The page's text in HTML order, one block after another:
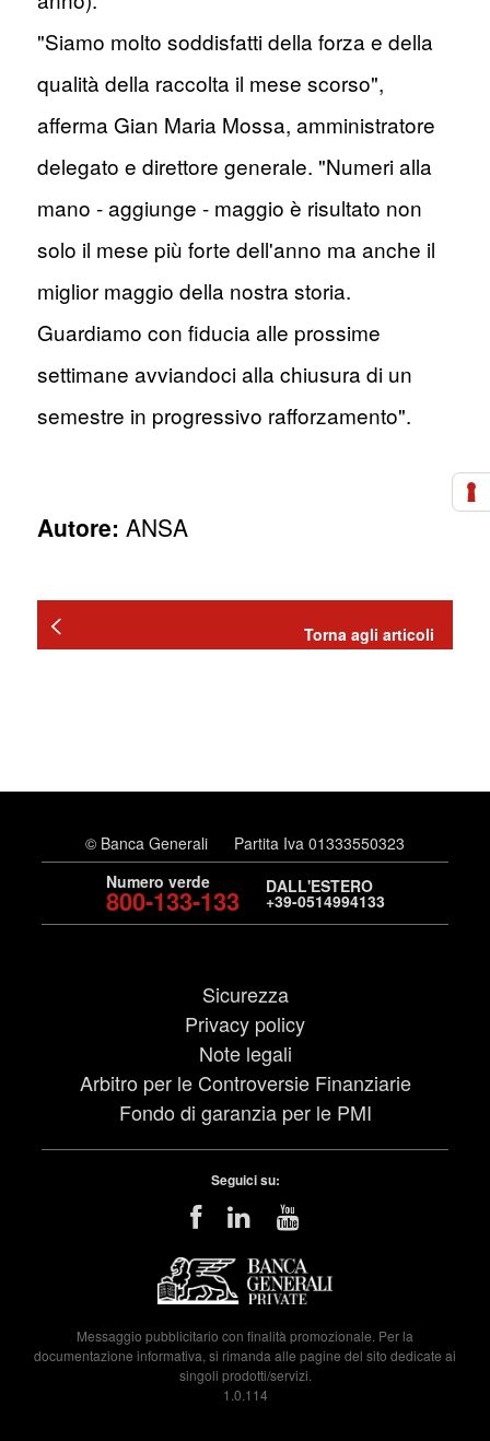
"Siamo molto soddisfatti della forza e della
qualità della raccolta il mese scorso",
afferma Gian Maria Mossa, amministratore
delegato e direttore generale. "Numeri alla
mano - aggiunge - maggio è risultato non
solo il mese più forte dell'anno ma anche il
miglior maggio della nostra storia.
Guardiamo con fiducia alle prossime
settimane avviandoci alla chiusura di un
semestre in progressivo rafforzamento".
Autore: ANSA
Torna agli articoli
© Banca Generali
Partita Iva 01333550323
Numero verde
800-133-133 DALL'ESTERO
+39-0514994133
Sicurezza
Privacy policy
Note legali
Arbitro per le Controversie Finanziarie
Fondo di garanzia per le PMI
Seguici su:
Messaggio pubblicitario con finalità promozionale. Per la
documentazione informativa, si rimanda alle pagine del sito dedicate ai
singoli prodotti/servizi.
1.0.114